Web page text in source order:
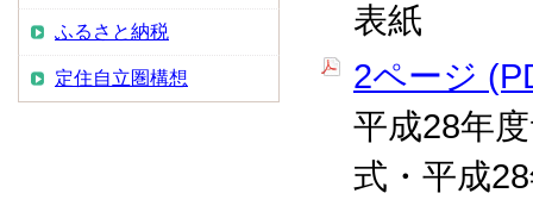
表紙
2ページ
平成28年
式・平成
ふるさと納税
定住自立圏構想